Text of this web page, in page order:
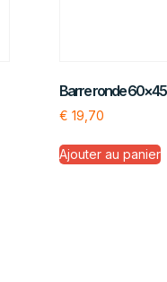
Barre ronde 60×45
€ 19,70
Ajouter au panier